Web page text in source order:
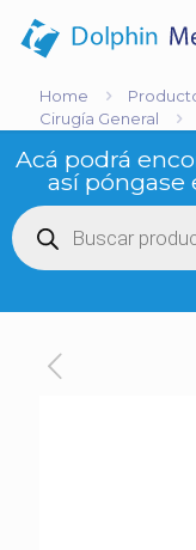
Home
Cirugía General
Acá podrá
así póngase
Búsqueda
de
productos